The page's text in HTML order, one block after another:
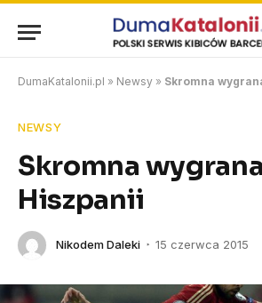
DumaKatalonii.pl » Newsy » Skromna
NEWSY
Skromna wygrana
Hiszpanii
Nikodem Daleki 15 czerwca 2015